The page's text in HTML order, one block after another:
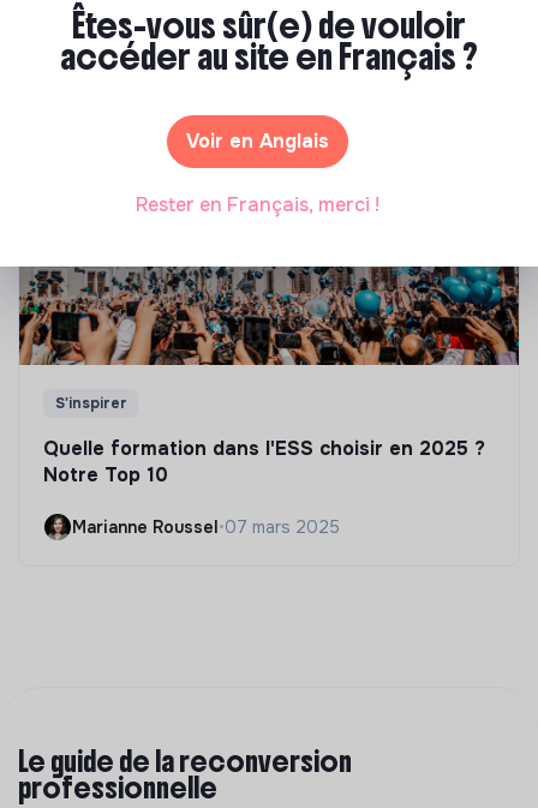
énergétique des bâtiments
Marianne Roussel•21 janvier 2025
S'inspirer
Quelle formation dans l'ESS choisir en 2025 ?
Notre Top 10
Marianne Roussel•07 mars 2025
Le guide de la reconversion
professionnelle
Êtes-vous sûr(e) de vouloir
accéder au site en Français ?
Voir en Anglais
Rester en Français, merci !